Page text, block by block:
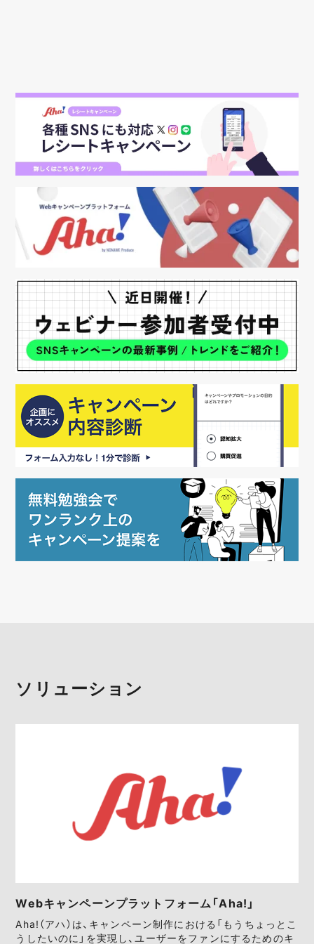
ソリューション
Webキャンペーンプラットフォーム「Aha!」
Aha!（アハ）は、キャンペーン制作における「もうちょっとこ
うしたいのに」を実現し、ユーザーをファンにするためのキ